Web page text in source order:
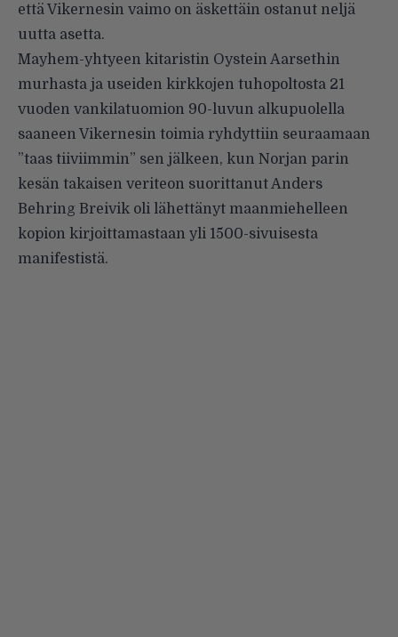
että Vikernesin vaimo on äskettäin ostanut neljä
uutta asetta.
Mayhem-yhtyeen kitaristin Oystein Aarsethin
murhasta ja useiden kirkkojen tuhopoltosta 21
vuoden vankilatuomion 90-luvun alkupuolella
saaneen Vikernesin toimia ryhdyttiin seuraamaan
”taas tiiviimmin” sen jälkeen, kun Norjan parin
kesän takaisen veriteon suorittanut Anders
Behring Breivik oli lähettänyt maanmiehelleen
kopion kirjoittamastaan yli 1500-sivuisesta
manifestistä.